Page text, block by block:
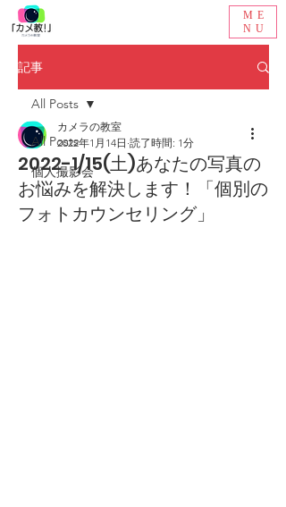
ME
NU
記事
All Posts
個人撮影会
All Posts
2022-1/15(土)あなたの写真の
お悩みを解決します！「個別の
フォトカウンセリング」
カメラの教室
2022年1月14日 読了時間: 1分